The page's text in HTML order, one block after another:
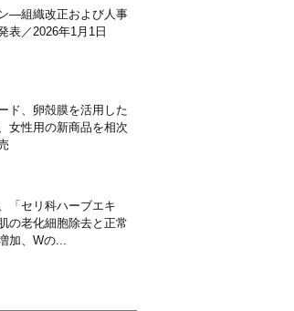
―組織改正および人事
表／2026年1月1日
ド、卵殻膜を活用した
女性用の新商品を相次
「セリ科ハーブエキ
の老化細胞除去と正常
加、Wの...